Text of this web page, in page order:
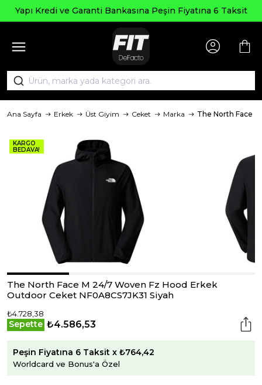
Yapı Kredi ve Garanti Bankasına Peşin Fiyatına 6 Taksit
Ana Sayfa Erkek Üst Giyim Ceket Marka The North Face
KARGO
BEDAVA!
The North Face M 24/7 Woven Fz Hood Erkek
Outdoor Ceket NF0A8CS7JK31 Siyah
₺4.728,38
Sepette ₺4.586,53
Peşin Fiyatına 6 Taksit x ₺764,42
Worldcard ve Bonus'a Özel